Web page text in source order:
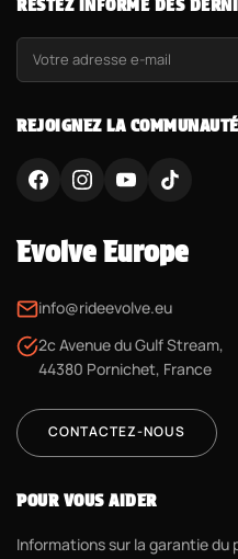
RESTEZ INFORMÉ DES
REJOIGNEZ LA
Evolve Europe
info@rideevolve.eu
2c Avenue du Gulf Stream,
44380 Pornichet, France
CONTACTEZ-NOUS
POUR VOUS AIDER
Informations sur la garantie du